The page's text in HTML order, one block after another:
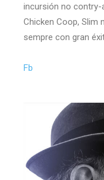
incursión no
Chicken Coop, Slim
sempre con gran
Fb